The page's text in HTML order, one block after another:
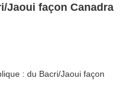
Jaoui façon Canadra